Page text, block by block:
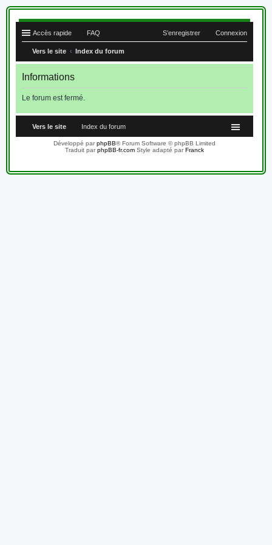
Accès rapide FAQ Connexion
S’enregistrer
Vers le site Index du forum
Informations
Le forum est fermé.
Vers le site Index du forum
Développé parphpBB® Forum Software © phpBB Limited
Traduit parphpBB-fr.comStyle adapté parFranck